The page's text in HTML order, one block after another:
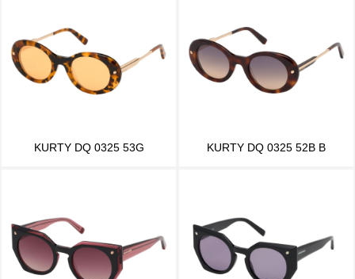
KURTY DQ 0325 53G KURTY DQ 0325 52B B